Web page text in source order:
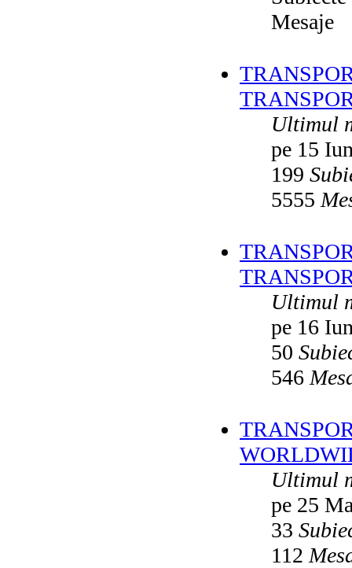
Mesaje
Ultimul
pe 15
199
5555
Ultimul
pe 16
50
546
Ultimul
pe 25
33
112